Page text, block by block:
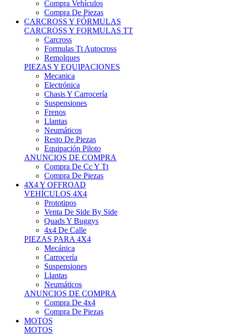
CARCROSS Y FÓRMULAS
CARCROSS Y FORMULAS TT
Carcross
Formulas Tt Autocross
Remolques
PIEZAS Y EQUIPACIONES
Mecanica
Electrónica
Chasis Y Carrocería
Suspensiones
Frenos
Llantas
Neumáticos
Resto De Piezas
Equipación Piloto
ANUNCIOS DE COMPRA
Compra De Cc Y Tt
Compra De Piezas
4X4 Y OFFROAD
VEHÍCULOS 4X4
Prototipos
Venta De Side By Side
Quads Y Buggys
4x4 De Calle
PIEZAS PARA 4X4
Mecánica
Carrocería
Suspensiones
Llantas
Neumáticos
ANUNCIOS DE COMPRA
Compra De 4x4
Compra De Piezas
MOTOS
MOTOS
Motos De Circuito